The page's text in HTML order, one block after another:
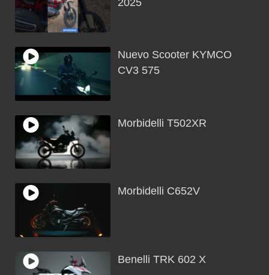
Nuevo Scooter KYMCO
CV3 575
Morbidelli T502XR
Morbidelli C652V
Benelli TRK 602 X